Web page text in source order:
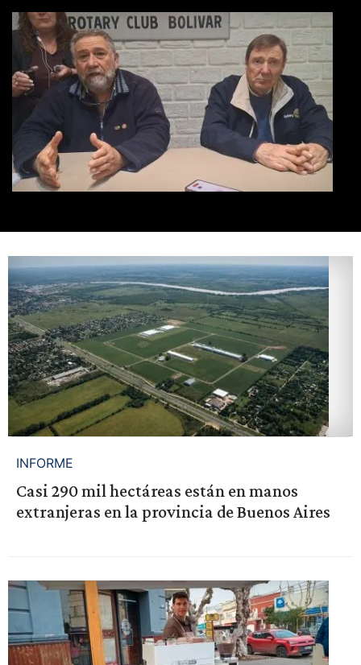
INFORME
Casi 290 mil hectáreas están en manos
extranjeras en la provincia de Buenos Aires